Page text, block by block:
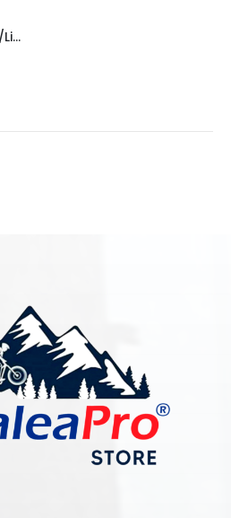
Casco Niño FOSS Negro/Lime 50-56cm